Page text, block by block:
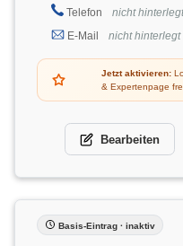
Telefon
nicht hinterlegt
E-Mail
nicht hinterlegt
Jetzt aktivieren:
& Expertenpage
Bearbeiten
Basis-Eintrag · inaktiv